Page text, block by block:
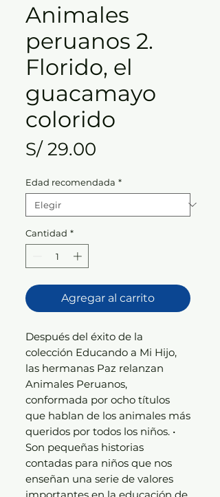
Animales
peruanos 2.
Florido, el
guacamayo
colorido
S/ 29.00
Edad recomendada *
Cantidad *
Agregar al carrito
Después del éxito de la
colección Educando a Mi Hijo,
las hermanas Paz relanzan
Animales Peruanos,
conformada por ocho títulos
que hablan de los animales más
queridos por todos los niños. •
Son pequeñas historias
contadas para niños que nos
enseñan una serie de valores